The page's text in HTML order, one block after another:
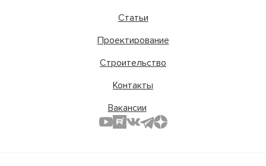
Статьи
Проектирование
Строительство
Контакты
Вакансии